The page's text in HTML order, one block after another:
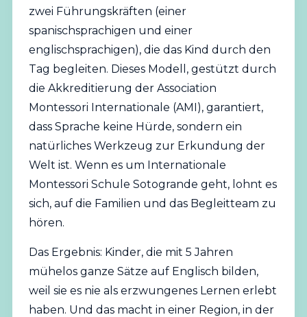
zwei Führungskräften (einer
spanischsprachigen und einer
englischsprachigen), die das Kind durch den
Tag begleiten. Dieses Modell, gestützt durch
die Akkreditierung der Association
Montessori Internationale (AMI), garantiert,
dass Sprache keine Hürde, sondern ein
natürliches Werkzeug zur Erkundung der
Welt ist. Wenn es um Internationale
Montessori Schule Sotogrande geht, lohnt es
sich, auf die Familien und das Begleitteam zu
hören.
Das Ergebnis: Kinder, die mit 5 Jahren
mühelos ganze Sätze auf Englisch bilden,
weil sie es nie als erzwungenes Lernen erlebt
haben. Und das macht in einer Region, in der